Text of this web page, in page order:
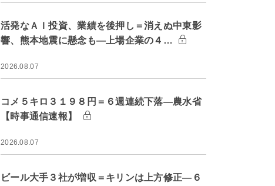
活発なＡＩ投資、業績を後押し＝消えぬ中東影
響、熊本地震に懸念も―上場企業の４…
2026.08.07
コメ５キロ３１９８円＝６週連続下落―農水省
【時事通信速報】
2026.08.07
ビール大手３社が増収＝キリンは上方修正―６